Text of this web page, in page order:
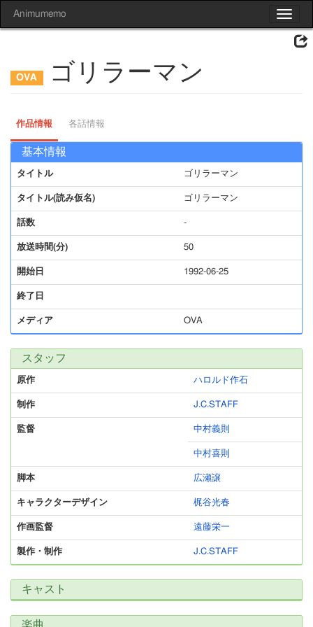
Toggle
Animumemo
ゴリラーマン
作品情報 各話情報
基本情報
タイトル ゴリラーマン
タイトル(読み仮名) ゴリラーマン
話数 -
放送時間(分) 50
開始日 1992-06-25
終了日
メディア OVA
スタッフ
原作 ハロルド作石
制作 J.C.STAFF
監督 中村義則
中村喜則
脚本 広瀬譲
キャラクターデザイン 梶谷光春
作画監督 遠藤栄一
製作・制作 J.C.STAFF
キャスト